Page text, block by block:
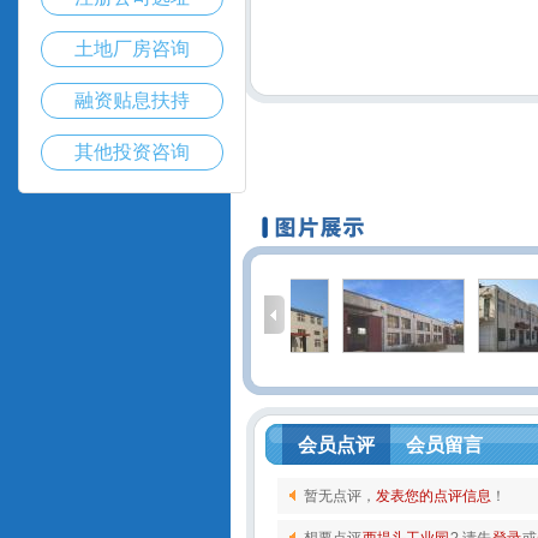
会员点评 会员留言
暂无点评， 发表您的点评信息 ！
土地厂房咨询
融资贴息扶持
其他投资咨询